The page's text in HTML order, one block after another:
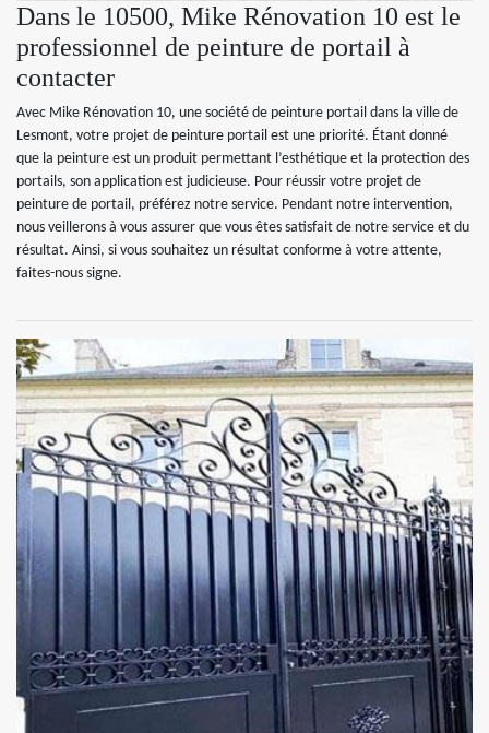
Dans le 10500, Mike Rénovation 10 est le
professionnel de peinture de portail à
contacter
Avec Mike Rénovation 10, une société de peinture portail dans la ville de
Lesmont, votre projet de peinture portail est une priorité. Étant donné
que la peinture est un produit permettant l’esthétique et la protection des
portails, son application est judicieuse. Pour réussir votre projet de
peinture de portail, préférez notre service. Pendant notre intervention,
nous veillerons à vous assurer que vous êtes satisfait de notre service et du
résultat. Ainsi, si vous souhaitez un résultat conforme à votre attente,
faites-nous signe.